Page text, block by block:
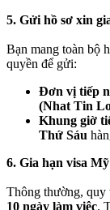
5. Gửi hồ sơ xin
Bạn mang toàn bộ
quyền để gửi:
Đơn vị tiếp
(Nhat Tin
Khung giờ
Thứ Sáu
6. Gia hạn visa
Thông thường, quy
10 ngày làm việc.